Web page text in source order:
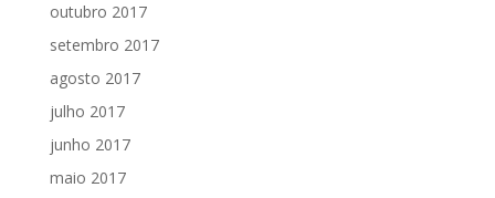
outubro 2017
setembro 2017
agosto 2017
julho 2017
junho 2017
maio 2017